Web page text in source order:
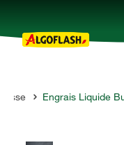
Nos produits
Engrais Liquide